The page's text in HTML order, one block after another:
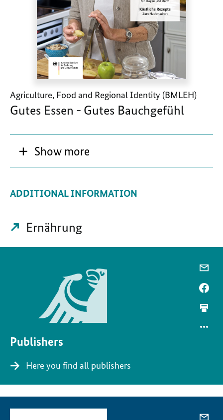
Agriculture, Food and Regional Identity (BMLEH)
Gutes Essen - Gutes Bauchgefühl
Show more
ADDITIONAL INFORMATION
Ernährung
Publishers
Here you find all publishers